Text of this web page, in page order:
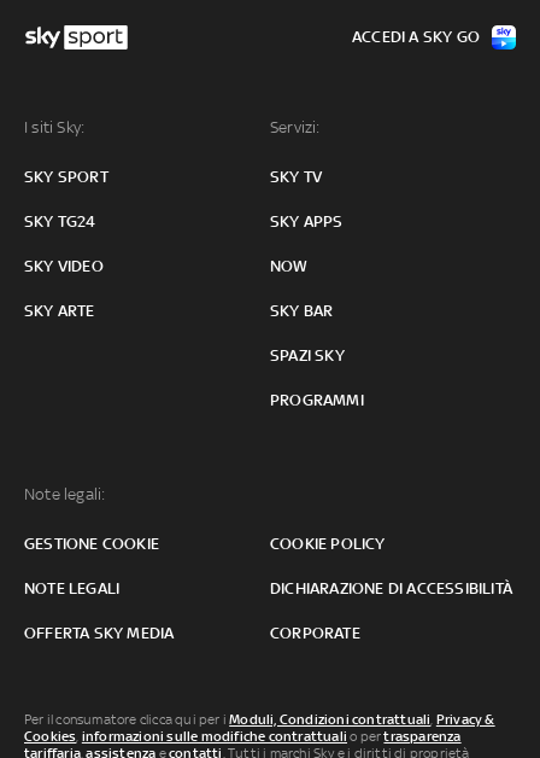
I siti Sky:
SKY SPORT
SKY TG24
SKY VIDEO
SKY ARTE
Servizi:
SKY TV
SKY APPS
NOW
SKY BAR
SPAZI SKY
PROGRAMMI
Note legali:
GESTIONE COOKIE COOKIE POLICY
NOTE LEGALI DICHIARAZIONE DI ACCESSIBILITÀ
OFFERTA SKY MEDIA CORPORATE
ACCEDI A SKY GO
Per il consumatore clicca qui per iModuli, Condizioni contrattuali Privacy &
Cookies informazioni sulle modifiche contrattuali o pertrasparenza
tariffaria ,assistenza econtatti . Tutti i marchi Sky e i diritti di proprietà